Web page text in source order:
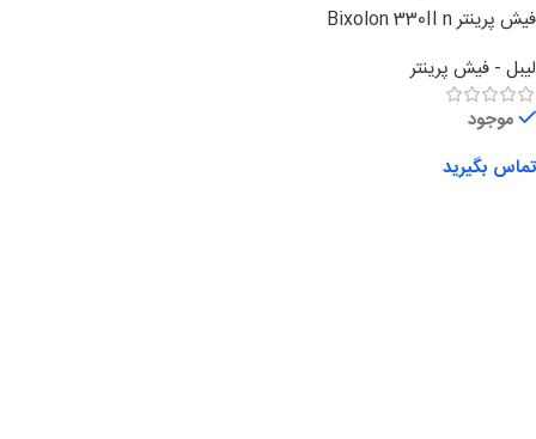
فیش پرینتر Bixolon 330II n
لیبل - فیش پرینتر
موجود
تماس بگیرید